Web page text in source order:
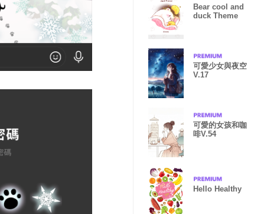
Bear cool and
duck Theme
可愛少女與夜空
V.17
可愛的女孩和咖
啡V.54
Hello Healthy